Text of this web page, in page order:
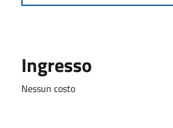
Ingresso
Nessun costo